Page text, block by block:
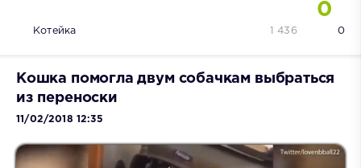
0
Котейка 0
1 436
Кошка помогла двум собачкам выбраться
из переноски
11/02/2018 12:35